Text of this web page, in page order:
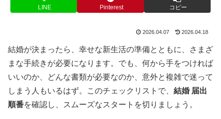
LINE Pinterest コピー
2026.04.07 2026.04.18
結婚が決まったら、幸せな新生活の準備とともに、さまざ
まな手続きが必要になります。でも、何から手をつければ
いいのか、どんな書類が必要なのか、意外と複雑で迷って
しまう人もいるはず。このチェックリストで、 結婚 届出
順番を確認し、スムーズなスタートを切りましょう。